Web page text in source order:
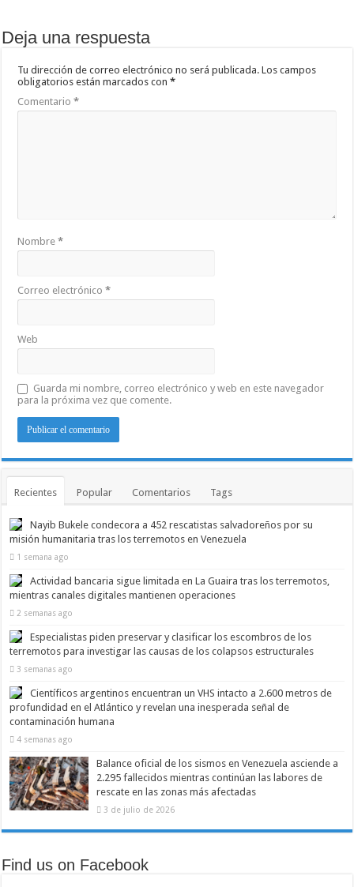
Deja una respuesta
Tu dirección de correo electrónico no será publicada. Los campos
obligatorios están marcados con*
Comentario*
Nombre*
Correo electrónico*
Web
Guarda mi nombre, correo electrónico y web en este navegador
para la próxima vez que comente.
Recientes Popular Comentarios Tags
Nayib Bukele condecora a 452 rescatistas salvadoreños por su
misión humanitaria tras los terremotos en Venezuela
1 semana ago
Actividad bancaria sigue limitada en La Guaira tras los terremotos,
mientras canales digitales mantienen operaciones
2 semanas ago
Especialistas piden preservar y clasificar los escombros de los
terremotos para investigar las causas de los colapsos estructurales
3 semanas ago
Científicos argentinos encuentran un VHS intacto a 2.600 metros de
profundidad en el Atlántico y revelan una inesperada señal de
contaminación humana
4 semanas ago
Balance oficial de los sismos en Venezuela asciende a
2.295 fallecidos mientras continúan las labores de
rescate en las zonas más afectadas
3 de julio de 2026
Find us on Facebook